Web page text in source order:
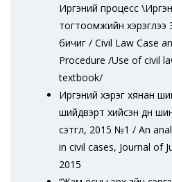
Иргэний процесс
тогтоомжийн хэрэглээ
бичиг / Civil Law Case
Procedure /Use of civil
textbook/
Иргэний хэрэг хянан
шийдвэрт хийсэн дүн
сэтгүүл, 2015 №1 / An
in civil cases, Journal of
2015